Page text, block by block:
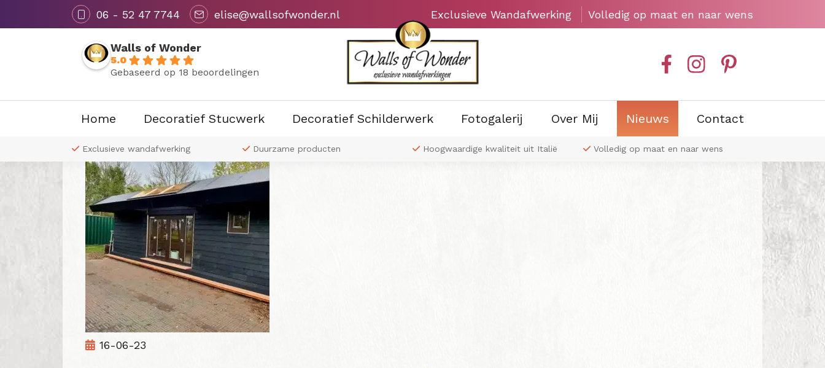
06 - 52 47 7744 elise@wallsofwonder.nl Exclusieve Wandafwerking Volledig op maat en naar wens
Walls of Wonder
5.0
Gebaseerd op 18 beoordelingen
Home Decoratief Stucwerk Decoratief Schilderwerk Fotogalerij Over Mij Nieuws Contact
Exclusieve wandafwerking Duurzame producten Hoogwaardige kwaliteit uit Italië Volledig op maat en naar wens
16-06-23